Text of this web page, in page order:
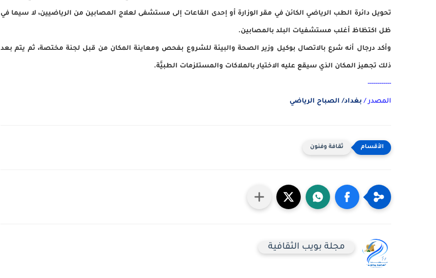
تحويل دائرة الطب الرياضي الكائن في مقر الوزارة أو إحدى القاعات إلى مستشفى لعلاج المصابين من الرياضيين، لا سيما في
ظل اكتظاظ أغلب مستشفيات البلد بالمصابين.
وأكد درجال أنه شرع بالاتصال بوكيل وزير الصحة والبيئة للشروع بفحص ومعاينة المكان من قبل لجنة مختصة، ثم يتم بعد
ذلك تجهيز المكان الذي سيقع عليه الاختيار بالملاكات والمستلزمات الطبيَّة.
------------
المصدر / بغداد/ الصباح الرياضي
ثقافة وفنون
مجلة بويب الثقافية